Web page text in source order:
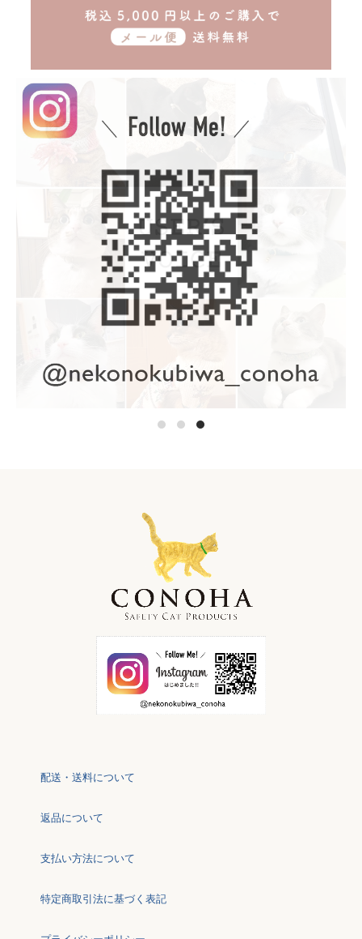
配送・送料について
返品について
支払い方法について
特定商取引法に基づく表記